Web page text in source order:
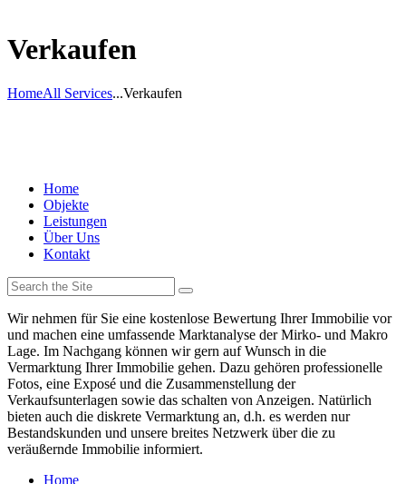
Verkaufen
HomeAll Services...Verkaufen
Home
Objekte
Leistungen
Über Uns
Kontakt
Wir nehmen für Sie eine kostenlose Bewertung Ihrer Immobilie vor
und machen eine umfassende Marktanalyse der Mirko- und Makro
Lage. Im Nachgang können wir gern auf Wunsch in die
Vermarktung Ihrer Immobilie gehen. Dazu gehören professionelle
Fotos, eine Exposé und die Zusammenstellung der
Verkaufsunterlagen sowie das schalten von Anzeigen. Natürlich
bieten auch die diskrete Vermarktung an, d.h. es werden nur
Bestandskunden und unsere breites Netzwerk über die zu
veräußernde Immobilie informiert.
Home